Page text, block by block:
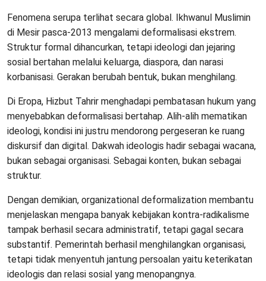
Fenomena serupa terlihat secara global. Ikhwanul Muslimin
di Mesir pasca-2013 mengalami deformalisasi ekstrem.
Struktur formal dihancurkan, tetapi ideologi dan jejaring
sosial bertahan melalui keluarga, diaspora, dan narasi
korbanisasi. Gerakan berubah bentuk, bukan menghilang.
Di Eropa, Hizbut Tahrir menghadapi pembatasan hukum yang
menyebabkan deformalisasi bertahap. Alih-alih mematikan
ideologi, kondisi ini justru mendorong pergeseran ke ruang
diskursif dan digital. Dakwah ideologis hadir sebagai wacana,
bukan sebagai organisasi. Sebagai konten, bukan sebagai
struktur.
Dengan demikian, organizational deformalization membantu
menjelaskan mengapa banyak kebijakan kontra-radikalisme
tampak berhasil secara administratif, tetapi gagal secara
substantif. Pemerintah berhasil menghilangkan organisasi,
tetapi tidak menyentuh jantung persoalan yaitu keterikatan
ideologis dan relasi sosial yang menopangnya.